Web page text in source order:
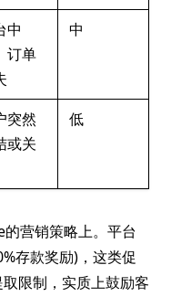
中
订单
中
突然
或关
低
营销策略上。平台
存款奖励)，这类促
限制，实质上鼓励客